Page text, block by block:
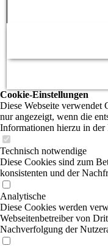
Cookie-Einstellungen
Diese Webseite verwendet
nur angezeigt, wenn die
Informationen hierzu in der
Technisch notwendige
Diese Cookies sind zum
konsistenten und der
Analytische
Diese Cookies werden
Webseitenbetreiber von
Nachverfolgung der